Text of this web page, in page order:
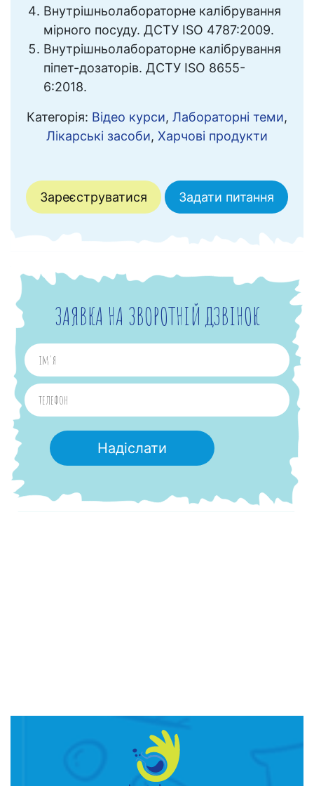
Внутрішньолабораторне калібрування
мірного посуду. ДСТУ ISO 4787:2009.
Внутрішньолабораторне калібрування
піпет-дозаторів. ДСТУ ISO 8655-
6:2018.
Категорія: Відео курси, Лабораторні теми,
Лікарські засоби, Харчові продукти
Зареєструватися Задати питання
ЗАЯВКА НА ЗВОРОТНІЙ ДЗВІНОК